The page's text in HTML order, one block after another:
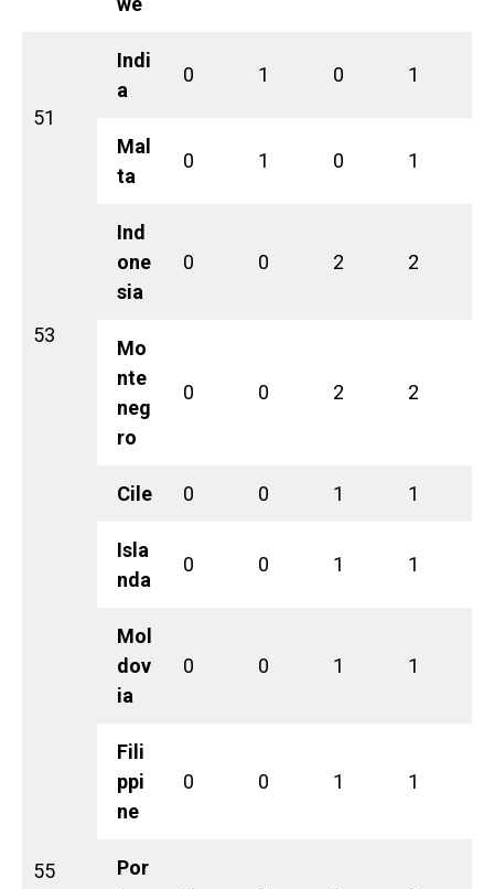
51
Indi
a
0 1 0 1
Mal
ta
0 1 0 1
53
Ind
one
sia
0 0 2 2
Mo
nte
neg
ro
0 0 2 2
55
Cile 0 0 1 1
Isla
nda
0 0 1 1
Mol
dov
ia
0 0 1 1
Fili
ppi
ne
0 0 1 1
Por